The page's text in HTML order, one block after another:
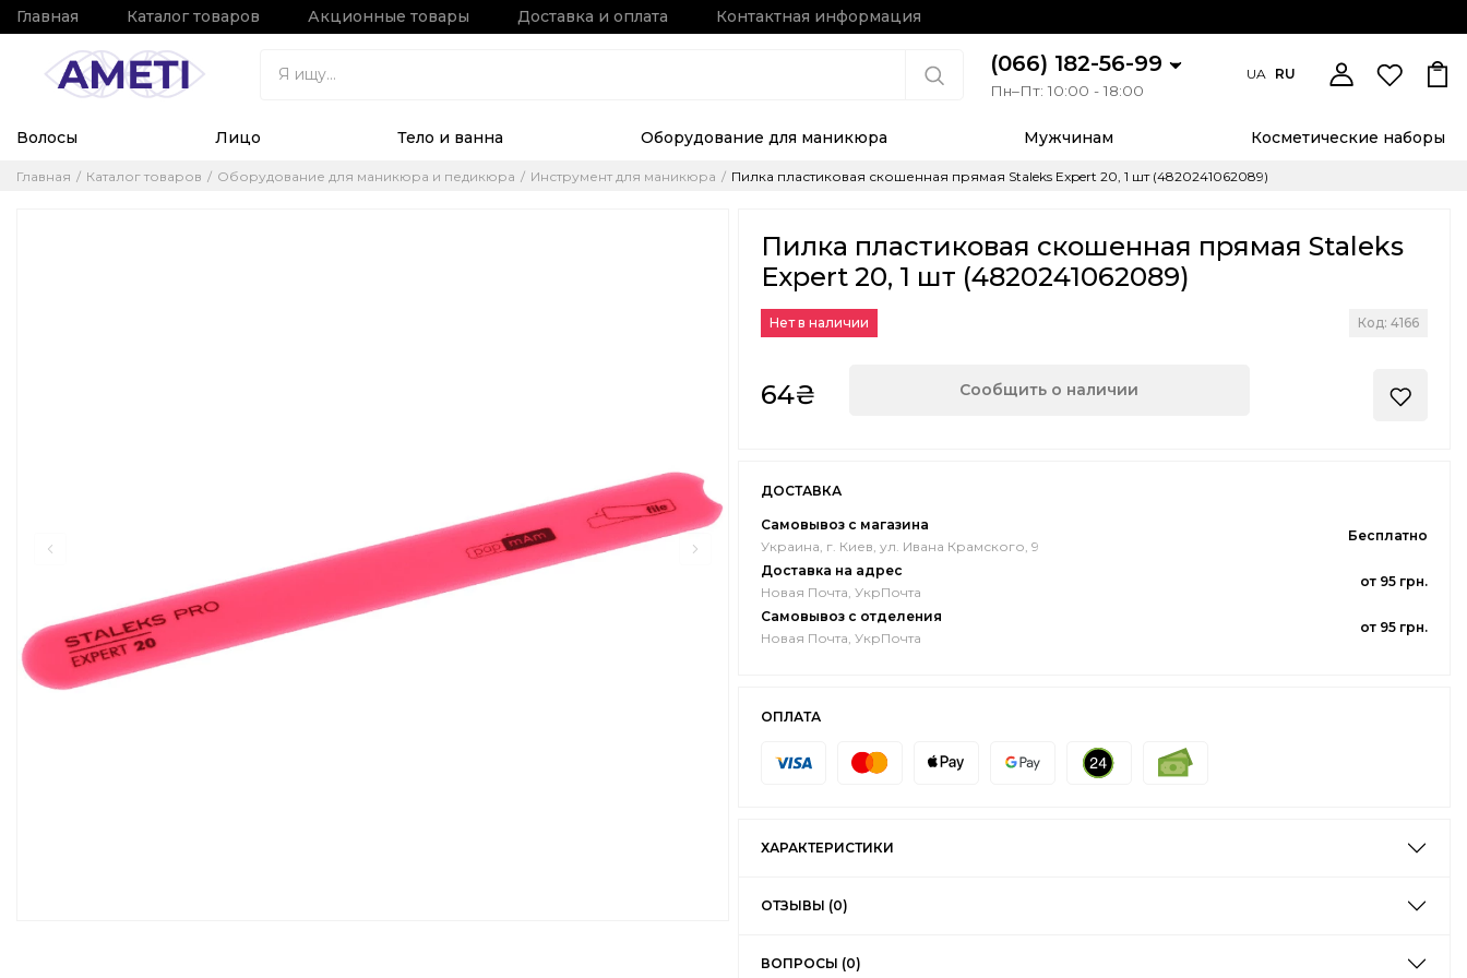
Главная Каталог товаров Акционные товары Доставка и оплата Контактная информация
(066) 182-56-99
Пн–Пт: 10:00 - 18:00
UA RU
Волосы Лицо Тело и ванна Оборудование для маникюра Мужчинам Косметические наборы
Главная Каталог товаров Оборудование для маникюра и педикюра Инструмент для маникюра Пилка пластиковая скошенная прямая Staleks Expert 20, 1 шт (4820241062089)
Пилка пластиковая скошенная прямая Staleks
Expert 20, 1 шт (4820241062089)
Нет в наличии Код: 4166
64₴ Сообщить о наличии
ДОСТАВКА
Самовывоз с магазина
Украина, г. Киев, ул. Ивана Крамского, 9
Бесплатно
Доставка на адрес
Новая Почта, УкрПочта
от 95 грн.
Самовывоз с отделения
Новая Почта, УкрПочта
от 95 грн.
ОПЛАТА
ХАРАКТЕРИСТИКИ
ОТЗЫВЫ (0)
ВОПРОСЫ (0)